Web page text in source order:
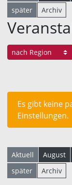
später
Archiv
Es gibt keine
Einstellungen.
Aktuell August
später
Archiv